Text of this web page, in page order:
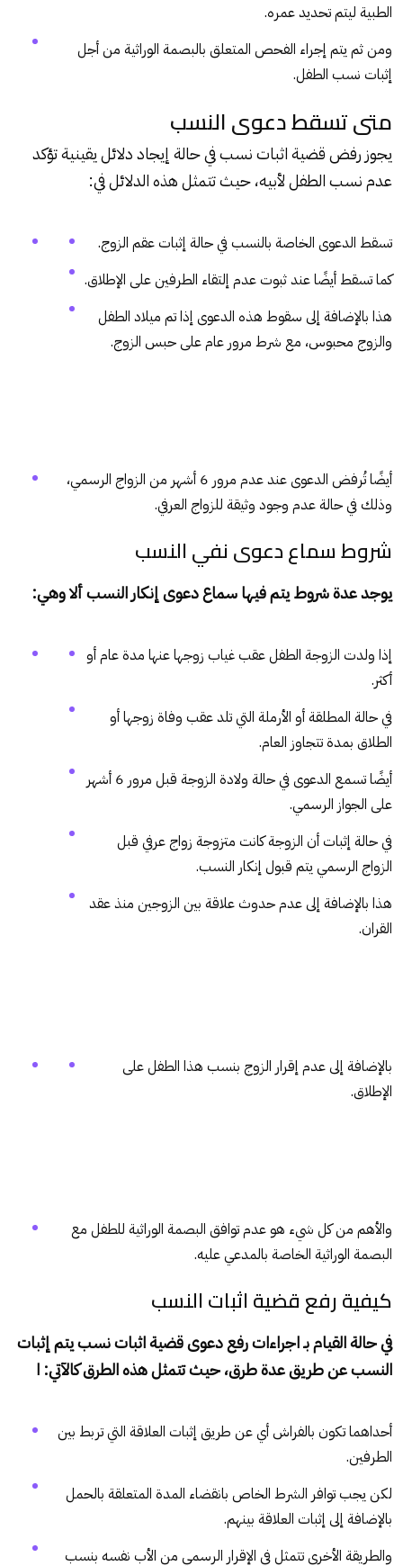
الطبية ليتم تحديد عمره.
ومن ثم يتم إجراء الفحص المتعلق بالبصمة الوراثية من أجل
إثبات نسب الطفل.
متى تسقط دعوى النسب
يجوز رفض قضية اثبات نسب في حالة إيجاد دلائل يقينية تؤكد
عدم نسب الطفل لأبيه، حيث تتمثل هذه الدلائل في:
تسقط الدعوى الخاصة بالنسب في حالة إثبات عقم الزوج.
كما تسقط أيضًا عند ثبوت عدم إلتقاء الطرفين على الإطلاق.
هذا بالإضافة إلى سقوط هذه الدعوى إذا تم ميلاد الطفل
والزوج محبوس، مع شرط مرور عام على حبس الزوج.
أيضًا تُرفض الدعوى عند عدم مرور 6 أشهر من الزواج الرسمي،
وذلك في حالة عدم وجود وثيقة للزواج العرفي.
شروط سماع دعوى نفي النسب
يوجد عدة شروط يتم فيها سماع دعوى إنكار النسب ألا وهي:
إذا ولدت الزوجة الطفل عقب غياب زوجها عنها مدة عام أو
أكثر.
في حالة المطلقة أو الأرملة التي تلد عقب وفاة زوجها أو
الطلاق بمدة تتجاوز العام.
أيضًا تسمع الدعوى في حالة ولادة الزوجة قبل مرور 6 أشهر
على الجواز الرسمي.
في حالة إثبات أن الزوجة كانت متزوجة زواج عرفي قبل
الزواج الرسمي يتم قبول إنكار النسب.
هذا بالإضافة إلى عدم حدوث علاقة بين الزوجين منذ عقد
القران.
بالإضافة إلى عدم إقرار الزوج بنسب هذا الطفل على
الإطلاق.
والأهم من كل شيء هو عدم توافق البصمة الوراثية للطفل مع
البصمة الوراثية الخاصة بالمدعي عليه.
كيفية رفع قضية اثبات النسب
في حالة القيام بـ اجراءات رفع دعوى قضية اثبات نسب يتم إثبات
النسب عن طريق عدة طرق، حيث تتمثل هذه الطرق كالآتي: ا
أحداهما تكون بالفراش أي عن طريق إثبات العلاقة التي تربط بين
الطرفين.
لكن يجب توافر الشرط الخاص بانقضاء المدة المتعلقة بالحمل
بالإضافة إلى إثبات العلاقة بينهم.
والطريقة الأخرى تتمثل في الإقرار الرسمي من الأب نفسه بنسب